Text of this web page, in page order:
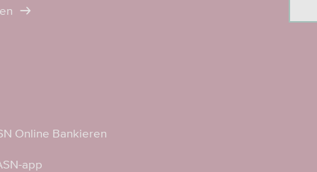
Online Bankieren
app